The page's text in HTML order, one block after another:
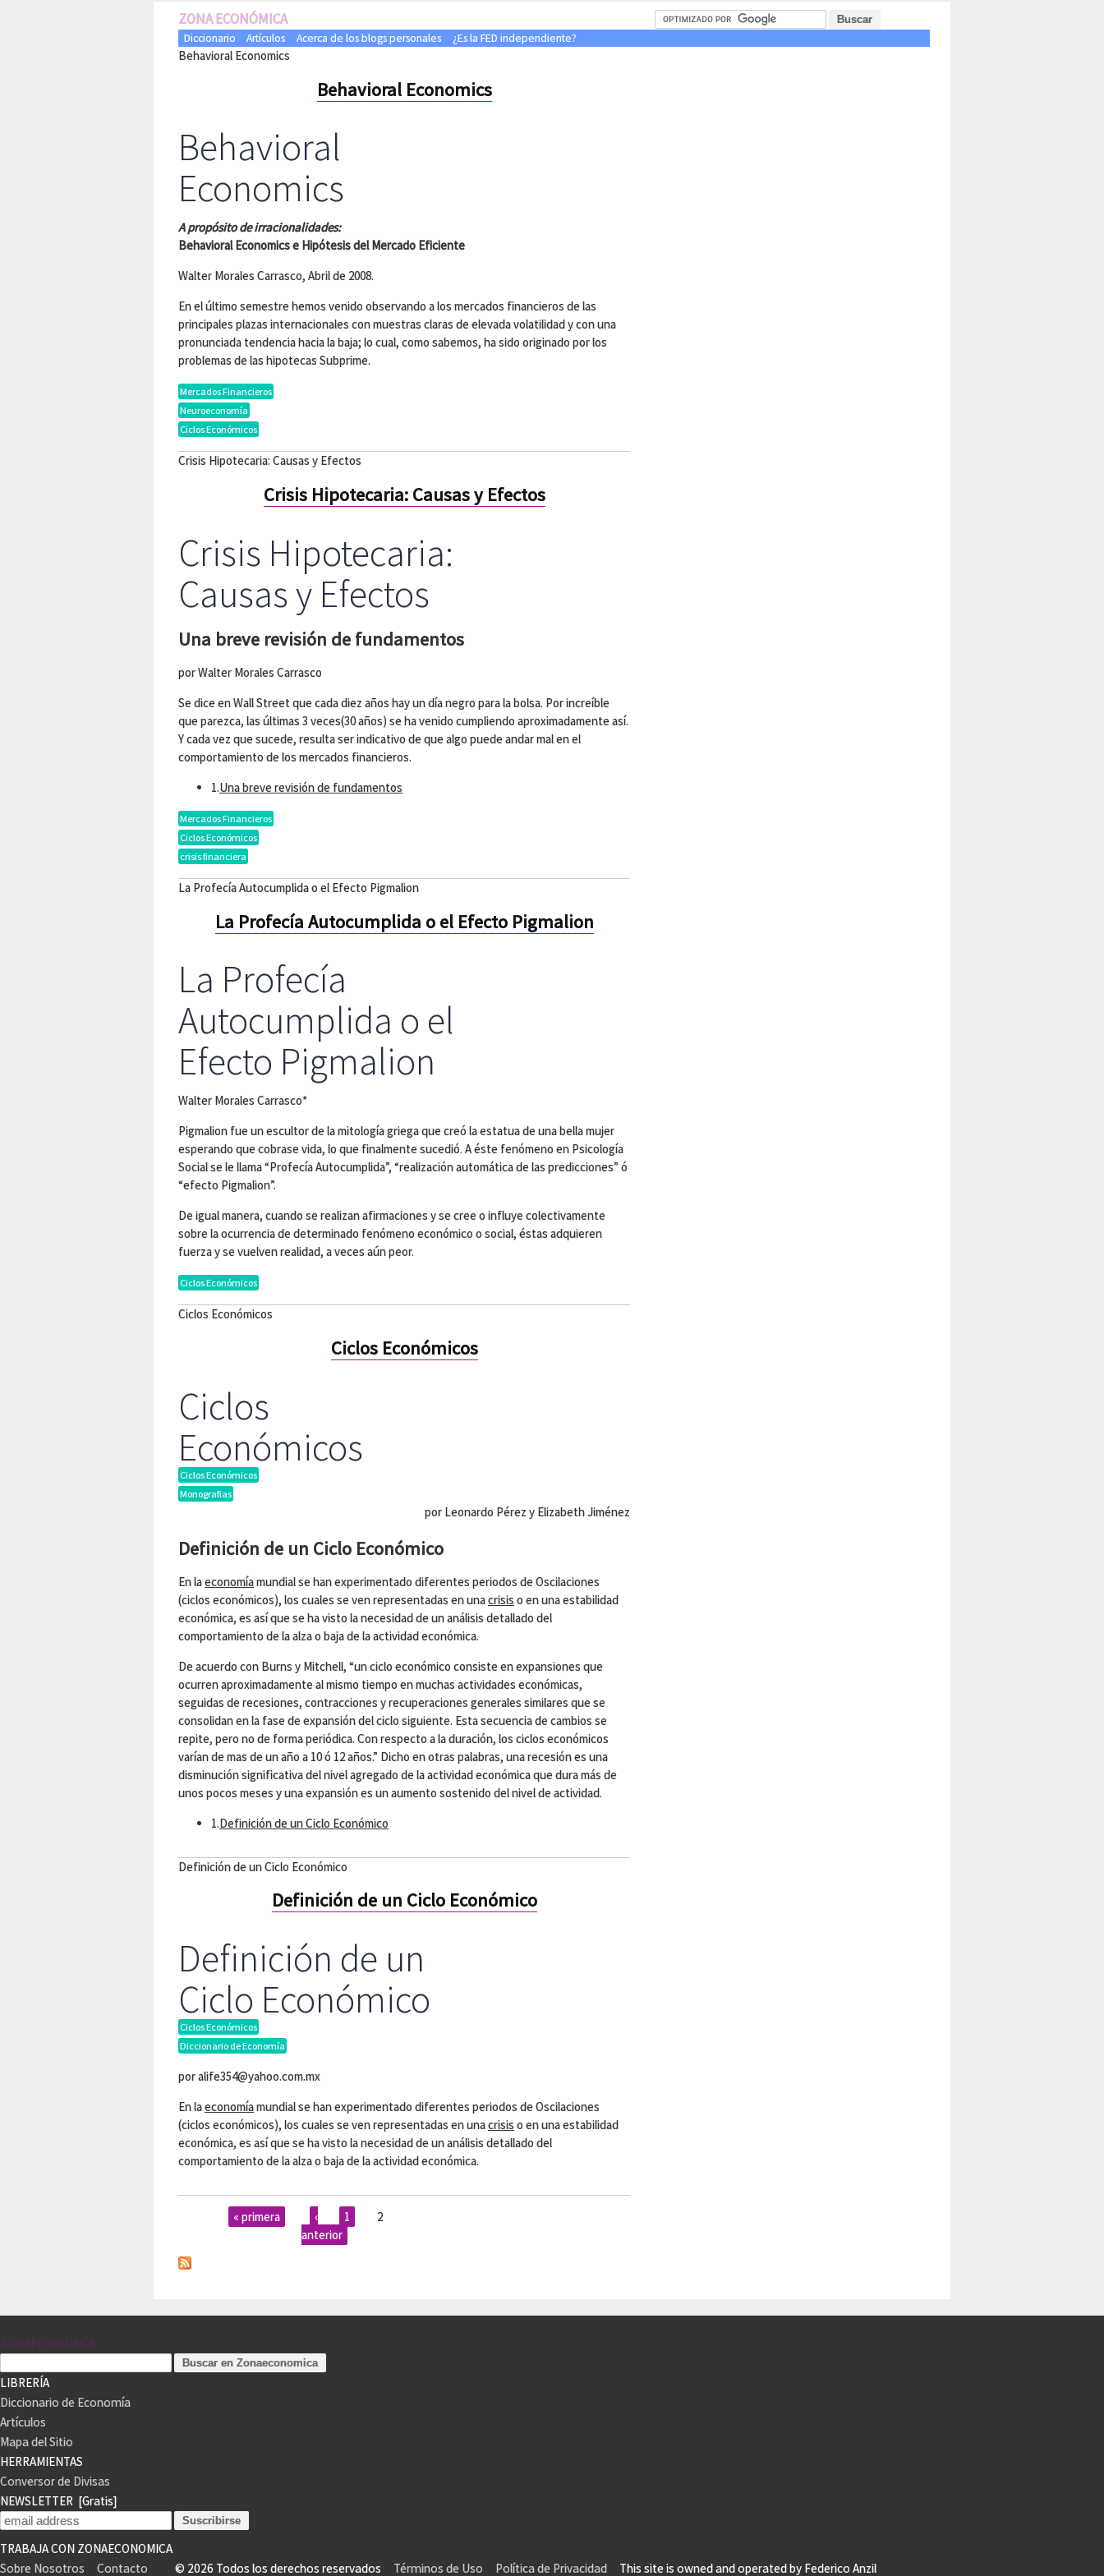
ZONA ECONÓMICA
Diccionario Artículos Acerca de los blogs personales ¿Es la FED independiente?
Behavioral Economics
Behavioral Economics
Behavioral
Economics
A propósito de irracionalidades:
Behavioral Economics e Hipótesis del Mercado Eficiente
Walter Morales Carrasco, Abril de 2008.
En el último semestre hemos venido observando a los mercados financieros de las
principales plazas internacionales con muestras claras de elevada volatilidad y con una
pronunciada tendencia hacia la baja; lo cual, como sabemos, ha sido originado por los
problemas de las hipotecas Subprime.
Mercados Financieros
Neuroeconomía
Ciclos Económicos
Crisis Hipotecaria: Causas y Efectos
Crisis Hipotecaria: Causas y Efectos
Crisis Hipotecaria:
Causas y Efectos
Una breve revisión de fundamentos
por Walter Morales Carrasco
Se dice en Wall Street que cada diez años hay un día negro para la bolsa. Por increíble
que parezca, las últimas 3 veces(30 años) se ha venido cumpliendo aproximadamente así.
Y cada vez que sucede, resulta ser indicativo de que algo puede andar mal en el
comportamiento de los mercados financieros.
1.Una breve revisión de fundamentos
Mercados Financieros
Ciclos Económicos
crisis financiera
La Profecía Autocumplida o el Efecto Pigmalion
La Profecía Autocumplida o el Efecto Pigmalion
La Profecía
Autocumplida o el
Efecto Pigmalion
Walter Morales Carrasco*
Pigmalion fue un escultor de la mitología griega que creó la estatua de una bella mujer
esperando que cobrase vida, lo que finalmente sucedió. A éste fenómeno en Psicología
Social se le llama “Profecía Autocumplida”, “realización automática de las predicciones” ó
“efecto Pigmalion”.
De igual manera, cuando se realizan afirmaciones y se cree o influye colectivamente
sobre la ocurrencia de determinado fenómeno económico o social, éstas adquieren
fuerza y se vuelven realidad, a veces aún peor.
Ciclos Económicos
Ciclos Económicos
Ciclos Económicos
Ciclos
Económicos
Ciclos Económicos
Monografias
por Leonardo Pérez y Elizabeth Jiménez
Definición de un Ciclo Económico
En laeconomíamundial se han experimentado diferentes periodos de Oscilaciones
(ciclos económicos), los cuales se ven representadas en unacrisis o en una estabilidad
económica, es así que se ha visto la necesidad de un análisis detallado del
comportamiento de la alza o baja de la actividad económica.
De acuerdo con Burns y Mitchell, “un ciclo económico consiste en expansiones que
ocurren aproximadamente al mismo tiempo en muchas actividades económicas,
seguidas de recesiones, contracciones y recuperaciones generales similares que se
consolidan en la fase de expansión del ciclo siguiente. Esta secuencia de cambios se
repite, pero no de forma periódica. Con respecto a la duración, los ciclos económicos
varían de mas de un año a 10 ó 12 años.” Dicho en otras palabras, una recesión es una
disminución significativa del nivel agregado de la actividad económica que dura más de
unos pocos meses y una expansión es un aumento sostenido del nivel de actividad.
1.Definición de un Ciclo Económico
Definición de un Ciclo Económico
Definición de un Ciclo Económico
Definición de un
Ciclo Económico
Ciclos Económicos
Diccionario de Economía
poralife354@yahoo.com.mx
En laeconomíamundial se han experimentado diferentes periodos de Oscilaciones
(ciclos económicos), los cuales se ven representadas en unacrisis o en una estabilidad
económica, es así que se ha visto la necesidad de un análisis detallado del
comportamiento de la alza o baja de la actividad económica.
« primera
‹
anterior
1 2
ZONAECONOMICA
LIBRERÍA
Diccionario de Economía
Artículos
Mapa del Sitio
HERRAMIENTAS
Conversor de Divisas
NEWSLETTER [Gratis]
TRABAJA CON ZONAECONOMICA
Sobre Nosotros
Contacto © 2026 Todos los derechos reservados Términos de Uso Política de Privacidad This site is owned and operated by Federico Anzil